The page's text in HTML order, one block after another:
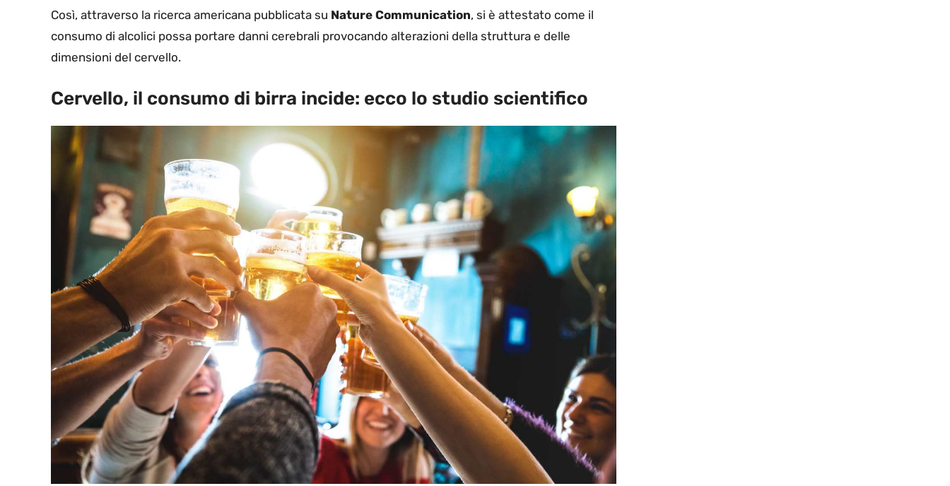
Così, attraverso la ricerca americana pubblicata su Nature Communication, si è attestato come il
consumo di alcolici possa portare danni cerebrali provocando alterazioni della struttura e delle
dimensioni del cervello.
Cervello, il consumo di birra incide: ecco lo studio scientifico